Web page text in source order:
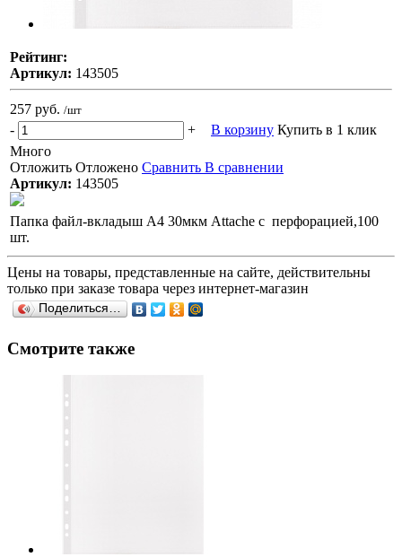
Рейтинг:
Артикул: 143505
257 руб. /шт
- + В корзину Купить в 1 клик
Много
Отложить Отложено Сравнить В сравнении
Артикул: 143505
Папка файл-вкладыш А4 30мкм Attache с перфорацией,100
шт.
Цены на товары, представленные на сайте, действительны
только при заказе товара через интернет-магазин
Поделиться…
Смотрите также